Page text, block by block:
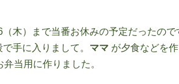
木）まで当番お休みの予定だったので
手に入りまして。 ママ が夕食などを
弁当用に作りました。